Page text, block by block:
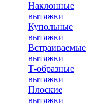
Наклонные
вытяжки
Купольные
вытяжки
Встраиваемые
вытяжки
Т-образные
вытяжки
Плоские
вытяжки